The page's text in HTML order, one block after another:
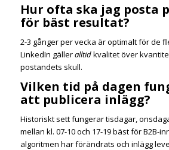
Hur ofta ska jag posta
för bäst resultat?
2-3 gånger per vecka är optimalt för de
LinkedIn gälleralltidkvalitet över
postandets skull.
Vilken tid på dagen
att publicera inlägg?
Historiskt sett fungerar tisdagar,
mellan kl. 07-10 och 17-19 bäst för B2B-
algoritmen har förändrats och inlägg